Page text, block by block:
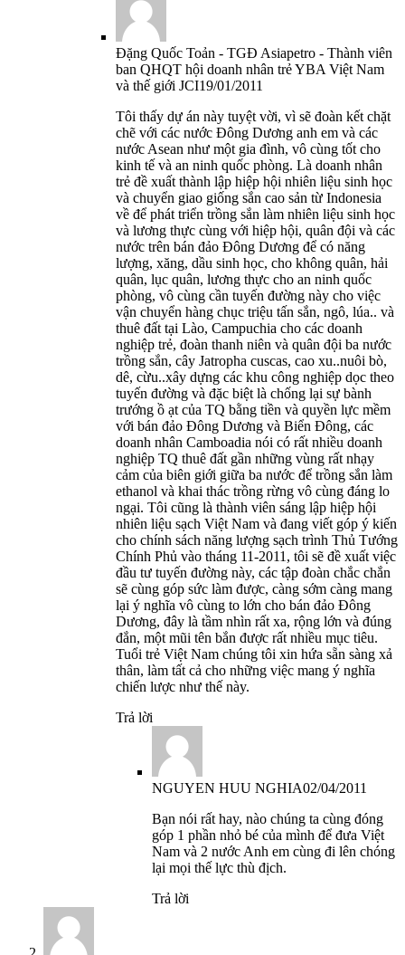
Đặng Quốc Toản - TGĐ Asiapetro - Thành viên
ban QHQT hội doanh nhân trẻ YBA Việt Nam
và thế giới JCI19/01/2011
Tôi thấy dự án này tuyệt vời, vì sẽ đoàn kết chặt
chẽ với các nước Đông Dương anh em và các
nước Asean như một gia đình, vô cùng tốt cho
kinh tế và an ninh quốc phòng. Là doanh nhân
trẻ đề xuất thành lập hiệp hội nhiên liệu sinh học
và chuyển giao giống sắn cao sản từ Indonesia
về để phát triển trồng sắn làm nhiên liệu sinh học
và lương thực cùng với hiệp hội, quân đội và các
nước trên bán đảo Đông Dương để có năng
lượng, xăng, dầu sinh học, cho không quân, hải
quân, lục quân, lương thực cho an ninh quốc
phòng, vô cùng cần tuyến đường này cho việc
vận chuyển hàng chục triệu tấn sắn, ngô, lúa.. và
thuê đất tại Lào, Campuchia cho các doanh
nghiệp trẻ, đoàn thanh niên và quân đội ba nước
trồng sắn, cây Jatropha cuscas, cao xu..nuôi bò,
dê, cừu..xây dựng các khu công nghiệp dọc theo
tuyến đường và đặc biệt là chống lại sự bành
trướng ồ ạt của TQ bằng tiền và quyền lực mềm
với bán đảo Đông Dương và Biển Đông, các
doanh nhân Camboadia nói có rất nhiều doanh
nghiệp TQ thuê đất gần những vùng rất nhạy
cảm của biên giới giữa ba nước để trồng sắn làm
ethanol và khai thác trồng rừng vô cùng đáng lo
ngại. Tôi cũng là thành viên sáng lập hiệp hội
nhiên liệu sạch Việt Nam và đang viết góp ý kiến
cho chính sách năng lượng sạch trình Thủ Tướng
Chính Phủ vào tháng 11-2011, tôi sẽ đề xuất việc
đầu tư tuyến đường này, các tập đoàn chắc chắn
sẽ cùng góp sức làm được, càng sớm càng mang
lại ý nghĩa vô cùng to lớn cho bán đảo Đông
Dương, đây là tầm nhìn rất xa, rộng lớn và đúng
đắn, một mũi tên bắn được rất nhiều mục tiêu.
Tuổi trẻ Việt Nam chúng tôi xin hứa sẵn sàng xả
thân, làm tất cả cho những việc mang ý nghĩa
chiến lược như thế này.
Trả lời
NGUYEN HUU NGHIA02/04/2011
Bạn nói rất hay, nào chúng ta cùng đóng
góp 1 phần nhỏ bé của mình để đưa Việt
Nam và 2 nước Anh em cùng đi lên chóng
lại mọi thế lực thù địch.
Trả lời